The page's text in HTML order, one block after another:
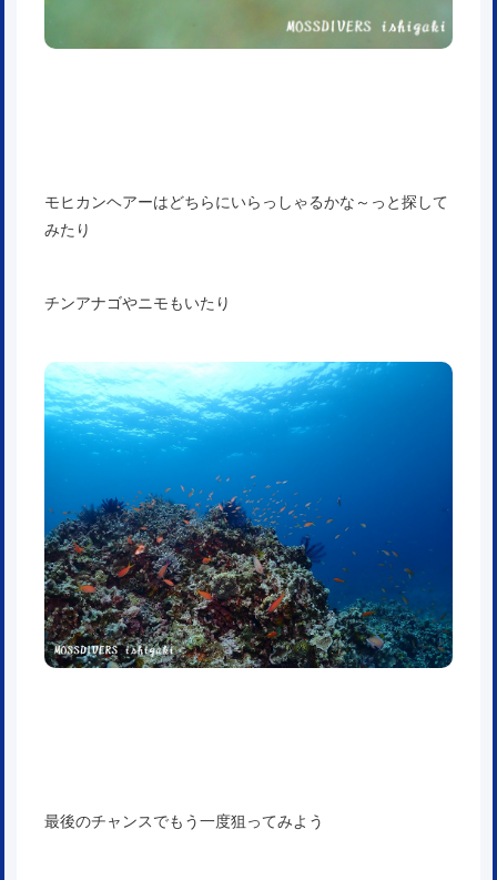
モヒカンヘアーはどちらにいらっしゃるかな～っと探して
みたり
チンアナゴやニモもいたり
最後のチャンスでもう一度狙ってみよう